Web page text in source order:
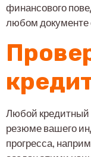
финансового
любом документе
Любой кредитный
резюме вашего
прогресса,